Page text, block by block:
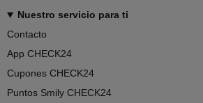
Nuestro servicio para ti
Contacto
App CHECK24
Cupones CHECK24
Puntos Smily CHECK24